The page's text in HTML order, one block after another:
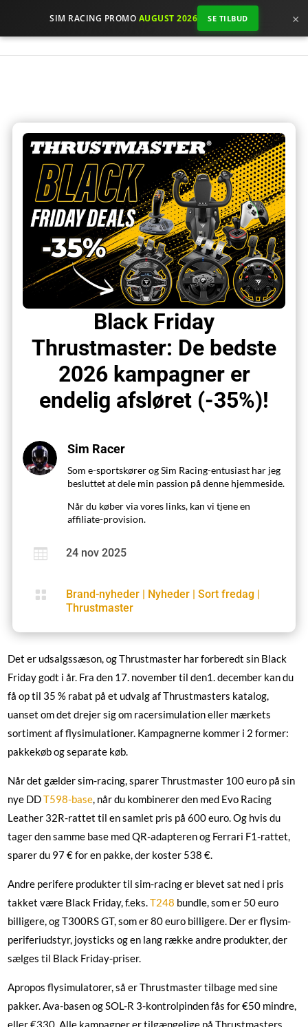
SIM RACING PROMO AUGUST 2026 SE TILBUD ×
Black Friday
Thrustmaster: De bedste
2026 kampagner er
endelig afsløret (-35%)!
Sim Racer
Som e-sportskører og Sim Racing-entusiast har jeg
besluttet at dele min passion på denne hjemmeside.
Når du køber via vores links, kan vi tjene en
affiliate-provision.
 24 nov 2025
 Brand-nyheder | Nyheder | Sort fredag |
Thrustmaster
Det er udsalgssæson, og Thrustmaster har forberedt sin Black
Friday godt i år. Fra den 17. november til den1.december kan du
fåop til 35 % rabat på et udvalg af Thrustmasters katalog,
uanset om det drejer sig om racersimulation eller mærkets
sortiment af flysimulationer. Kampagnerne kommer i 2 former:
pakkekøb og separate køb.
Når det gælder sim-racing, sparer Thrustmaster 100 euro på sin
nye DDT598-base, når du kombinerer den med Evo Racing
Leather 32R-rattet til en samlet pris på 600 euro. Og hvis du
tager den samme base med QR-adapteren og Ferrari F1-rattet,
sparer du 97 € for en pakke, der koster 538 €.
Andre perifere produkter til sim-racing er blevet sat ned i pris
takket være Black Friday, f.eks.T248 bundle, som er 50 euro
billigere, og T300RS GT, som er 80 euro billigere. Der er flysim-
periferiudstyr, joysticks og en lang række andre produkter, der
sælges til Black Friday-priser.
Apropos flysimulatorer, så er Thrustmaster tilbage med sine
pakker. Ava-basen og SOL-R 3-kontrolpinden fås for €50 mindre,
eller €330. Alle kampagner er tilgængelige på Thrustmasters